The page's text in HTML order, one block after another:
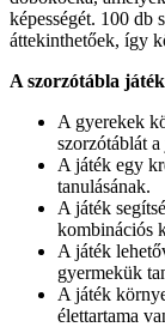
képességét. 100 db
áttekinthetőek, így
A szorzótábla
A gyerekek
szorzótáblát
A játék egy
tanulásának.
A játék
kombinációs
A játék
gyermekük
A játék
élettartama